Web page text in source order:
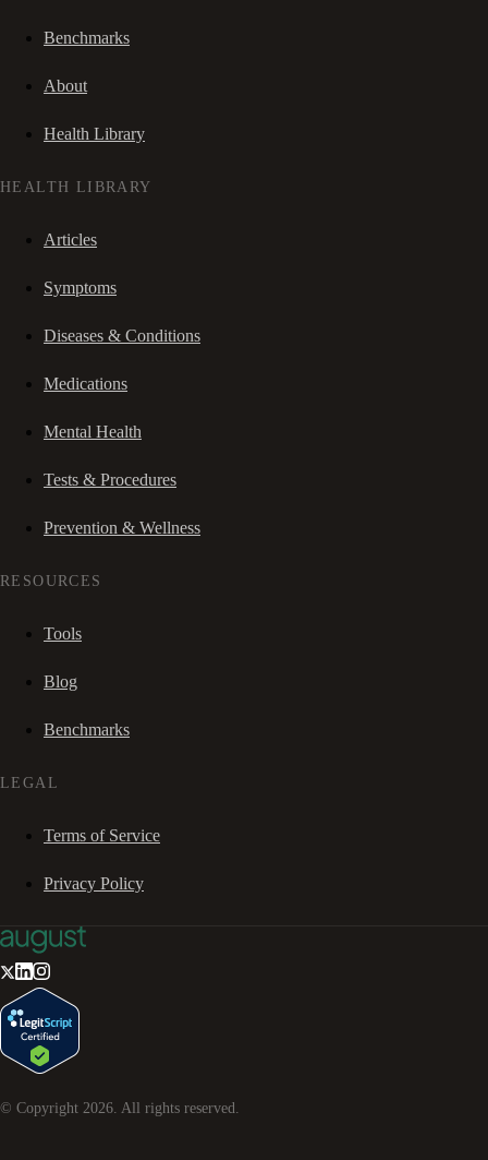
Benchmarks
About
Health Library
HEALTH LIBRARY
Articles
Symptoms
Diseases & Conditions
Medications
Mental Health
Tests & Procedures
Prevention & Wellness
RESOURCES
Tools
Blog
Benchmarks
LEGAL
Terms of Service
Privacy Policy
© Copyright 2026 . All rights reserved.